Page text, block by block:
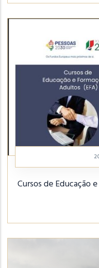
Cursos de Educação